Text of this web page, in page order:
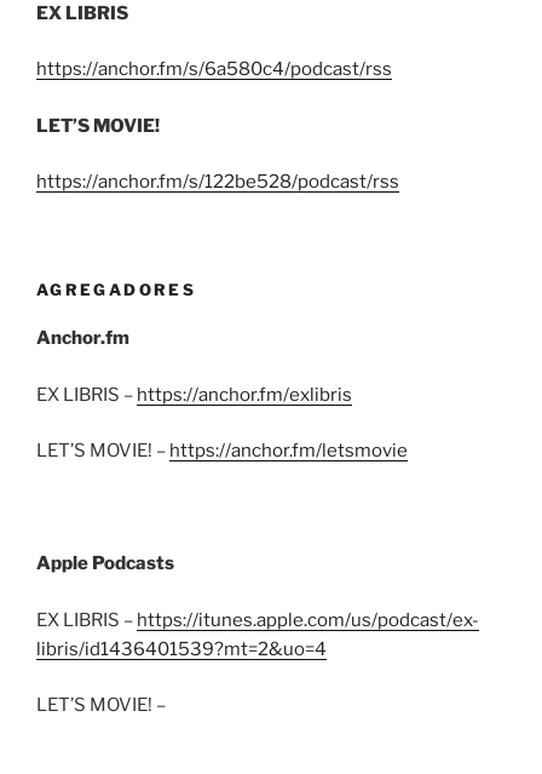
EX LIBRIS
https://anchor.fm/s/6a580c4/podcast/rss
LET’S MOVIE!
https://anchor.fm/s/122be528/podcast/rss
AGREGADORES
Anchor.fm
EX LIBRIS – https://anchor.fm/exlibris
LET’S MOVIE! – https://anchor.fm/letsmovie
Apple Podcasts
EX LIBRIS – https://itunes.apple.com/us/podcast/ex-
libris/id1436401539?mt=2&uo=4
LET’S MOVIE! –